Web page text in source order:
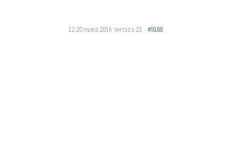
22 בפברואר 2016 בשעה 12:20 #9188